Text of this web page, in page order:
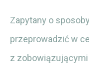
Zapytany o
przeprowadzić w
z